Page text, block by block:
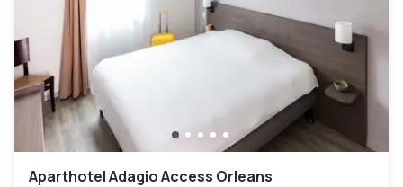
Aparthotel Adagio Access Orleans